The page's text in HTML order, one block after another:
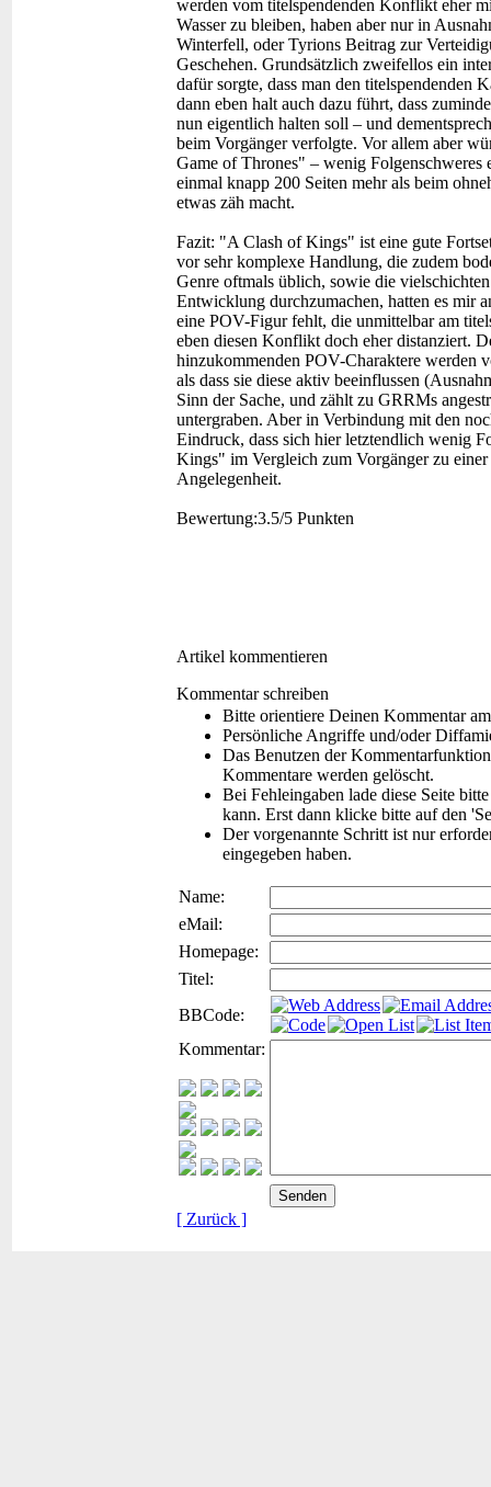
werden vom titelspendenden Konflikt eher
Wasser zu bleiben, haben aber nur in
Winterfell, oder Tyrions Beitrag zur
Geschehen. Grundsätzlich zweifellos ein
dafür sorgte, dass man den titelspendenden
dann eben halt auch dazu führt, dass
nun eigentlich halten soll – und
beim Vorgänger verfolgte. Vor allem aber
Game of Thrones" – wenig Folgenschweres
einmal knapp 200 Seiten mehr als beim
etwas zäh macht.
Fazit: "A Clash of Kings" ist eine gute
vor sehr komplexe Handlung, die zudem
Genre oftmals üblich, sowie die
Entwicklung durchzumachen, hatten es mir
eine POV-Figur fehlt, die unmittelbar am
eben diesen Konflikt doch eher distanziert.
hinzukommenden POV-Charaktere werden
als dass sie diese aktiv beeinflussen
Sinn der Sache, und zählt zu GRRMs
untergraben. Aber in Verbindung mit den
Eindruck, dass sich hier letztendlich wenig
Kings" im Vergleich zum Vorgänger zu
Angelegenheit.
Bewertung:3.5/5 Punkten
Artikel kommentieren
Kommentar schreiben
Bitte orientiere Deinen Kommentar
Persönliche Angriffe und/oder
Das Benutzen der
Kommentare werden gelöscht.
Bei Fehleingaben lade diese Seite
kann. Erst dann klicke bitte auf den
Der vorgenannte Schritt ist nur
eingegeben haben.
Name:
eMail:
Homepage:
Titel:
BBCode:
Kommentar:
[ Zurück ]